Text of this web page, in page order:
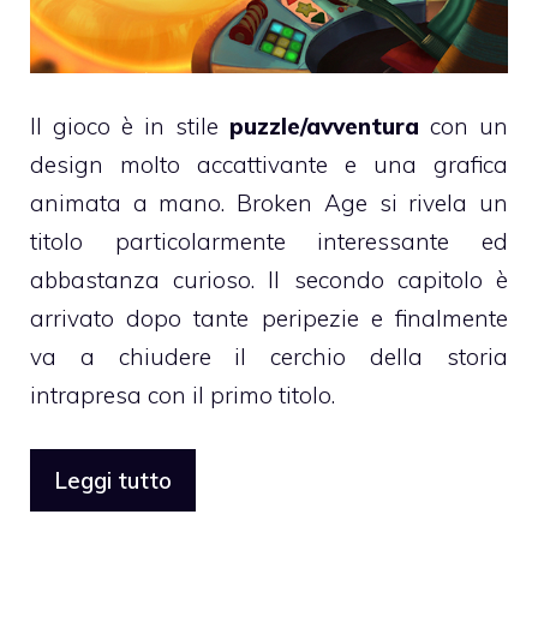
Il gioco è in stile puzzle/avventura con un
design molto accattivante e una grafica
animata a mano. Broken Age si rivela un
titolo particolarmente interessante ed
abbastanza curioso. Il secondo capitolo è
arrivato dopo tante peripezie e finalmente
va a chiudere il cerchio della storia
intrapresa con il primo titolo.
Leggi tutto